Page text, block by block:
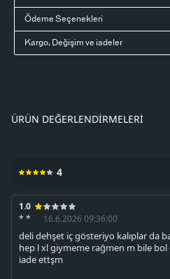
Ödeme Seçenekleri
Kargo, Değişim ve iadeler
ÜRÜN DEĞERLENDIRMELERI
4
1.0
* *
16.6.2026 09:36:00
deli dehşet iç gösteriyo kalıplar da
hep l xl giymeme rağmen m bile
iade ettşm